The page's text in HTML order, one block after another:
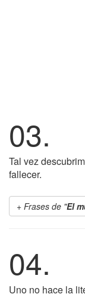
03.
Tal vez
fallecer.
Frases de "El
04.
Uno no hace la